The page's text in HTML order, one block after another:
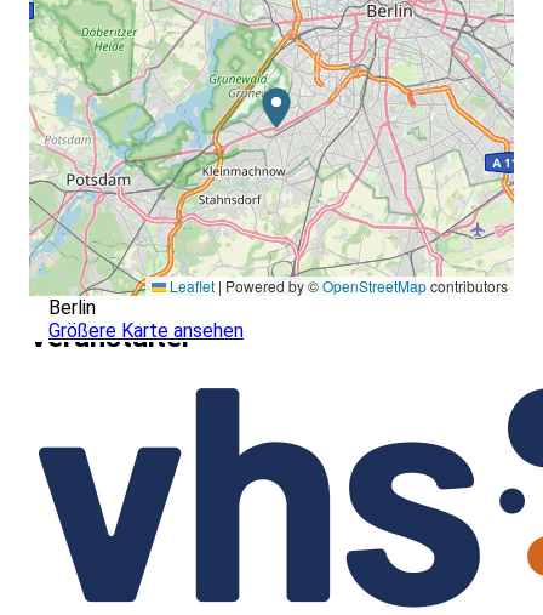
Leaflet | Powered by ©OpenStreetMapcontributors
Berlin
Größere Karte ansehen
Veranstalter